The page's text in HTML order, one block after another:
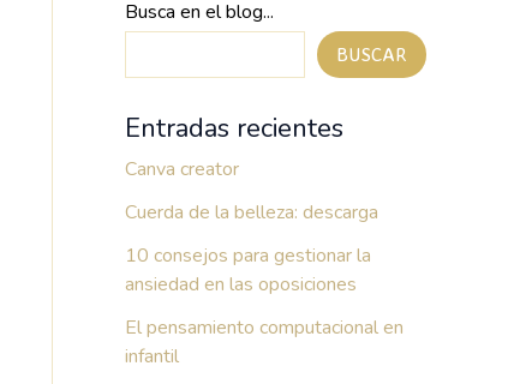
Busca en el blog...
BUSCAR
Entradas recientes
Canva creator
Cuerda de la belleza: descarga
10 consejos para gestionar la
ansiedad en las oposiciones
El pensamiento computacional en
infantil